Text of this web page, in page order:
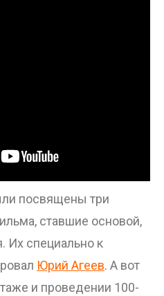
посвящены три
ставшие основой,
Их специально к
Юрий Агеев. А вот
и проведении 100-